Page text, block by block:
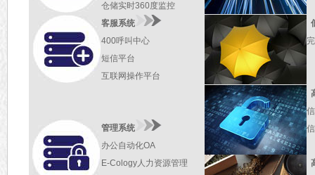
仓储实时360度监控
客服系统
400呼叫中心
短信平台
互联网操作平台
管理系统
办公自动化OA
E-Cology人力资源管理